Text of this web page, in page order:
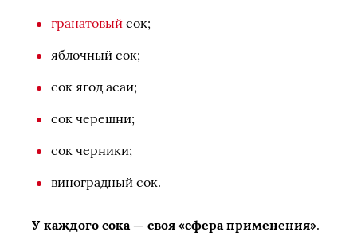
гранатовый сок;
яблочный сок;
сок ягод асаи;
сок черешни;
сок черники;
виноградный сок.
У каждого сока — своя «сфера применения».